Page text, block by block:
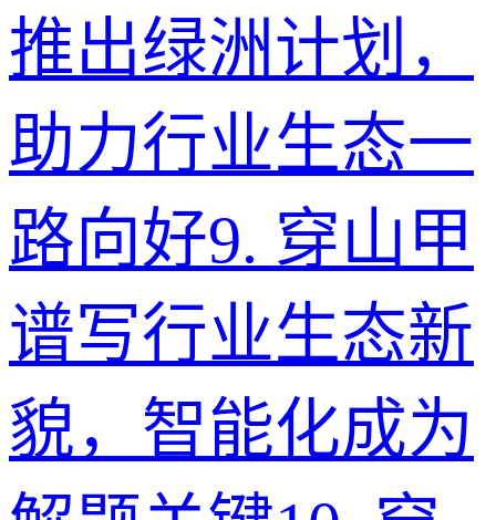
推出绿洲计划，
助力行业生态一
路向好9. 穿山甲
谱写行业生态新
貌，智能化成为